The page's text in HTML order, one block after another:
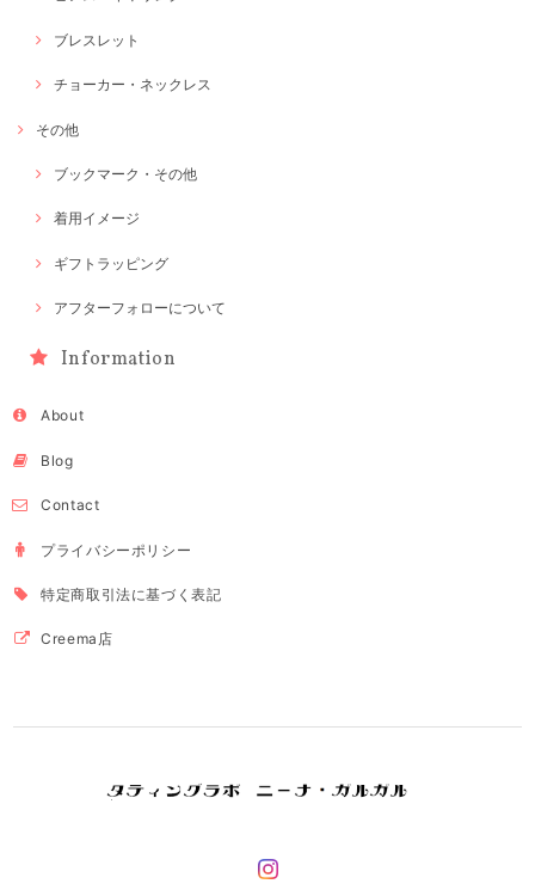
ブレスレット
チョーカー・ネックレス
その他
ブックマーク・その他
着用イメージ
ギフトラッピング
アフターフォローについて
Information
About
Blog
Contact
プライバシーポリシー
特定商取引法に基づく表記
Creema店